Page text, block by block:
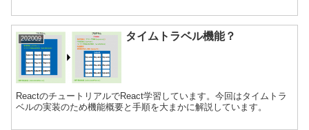
202009 タイムトラベル機能？
ReactのチュートリアルでReact学習しています。今回はタイムトラ
ベルの実装のため機能概要と手順を大まかに解説しています。